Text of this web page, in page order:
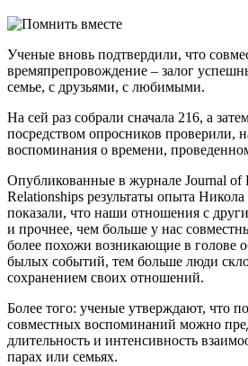
Ученые вновь подтвердили, что
времяпрепровождение – залог
семье, с друзьями, с любимыми.
На сей раз собрали сначала 216, а
посредством опросников проверили,
воспоминания о времени,
Опубликованные в журнале Journal of
Relationships результаты опыта
показали, что наши отношения с
и прочнее, чем больше у нас
более похожи возникающие в голове
былых событий, тем больше люди
сохранением своих отношений.
Более того: ученые утверждают, что
совместных воспоминаний можно
длительность и интенсивность
парах или семьях.